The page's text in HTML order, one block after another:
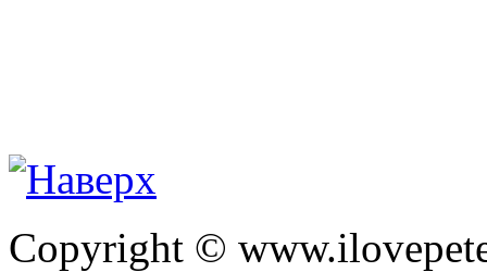
Copyright ©